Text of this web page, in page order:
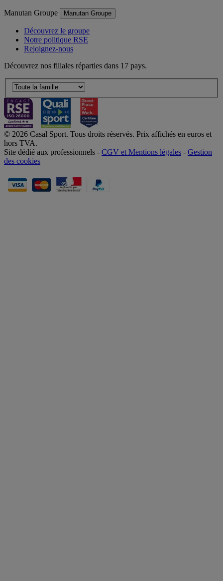
Manutan Groupe Manutan Groupe
Découvrez le groupe
Notre politique RSE
Rejoignez-nous
Découvrez nos filiales réparties dans 17 pays.
© 2026 Casal Sport. Tous droits réservés. Prix affichés en euros et
hors TVA.
Site dédié aux professionnels - CGV et Mentions légales - Gestion
des cookies